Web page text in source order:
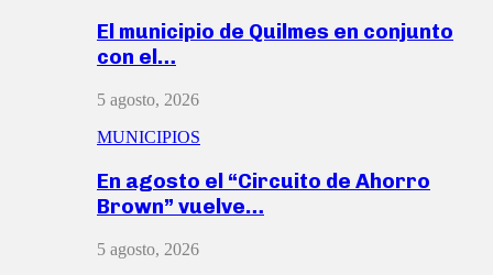
El municipio de Quilmes en conjunto
con el…
5 agosto, 2026
MUNICIPIOS
En agosto el “Circuito de Ahorro
Brown” vuelve…
5 agosto, 2026